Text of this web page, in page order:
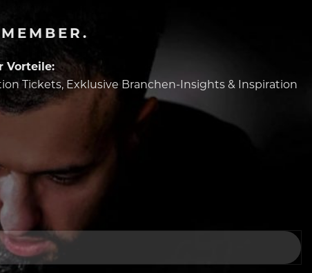
Vorteile:
Tickets, Exklusive Branchen-Insights & Inspiration